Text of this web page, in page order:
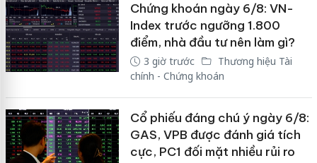
Chứng khoán ngày 6/8: VN-
Index trước ngưỡng 1.800
điểm, nhà đầu tư nên làm gì?
3 giờ trước
Thương hiệu Tài
chính - Chứng khoán
Cổ phiếu đáng chú ý ngày 6/8:
GAS, VPB được đánh giá tích
cực, PC1 đối mặt nhiều rủi ro